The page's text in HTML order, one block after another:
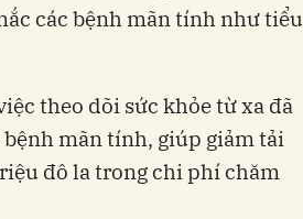
các bệnh mãn tính như tiểu
theo dõi sức khỏe từ xa đã
mãn tính, giúp giảm tải
đô la trong chi phí chăm